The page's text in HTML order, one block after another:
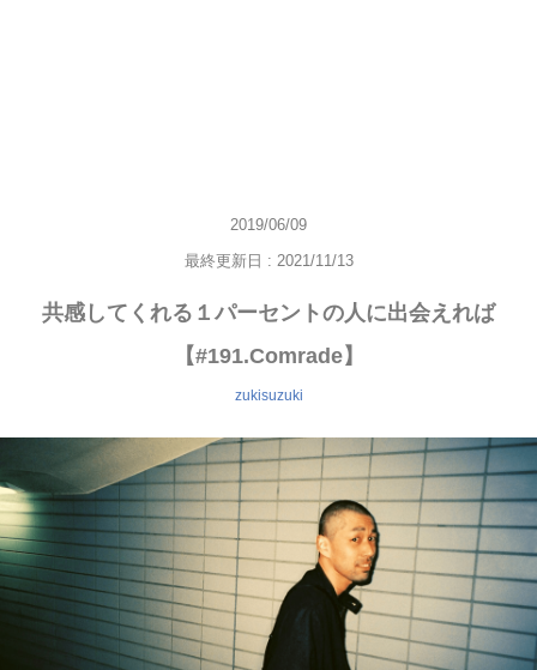
2019/06/09
最終更新日 : 2021/11/13
共感してくれる１パーセントの人に出会えれば
【#191.Comrade】
zukisuzuki